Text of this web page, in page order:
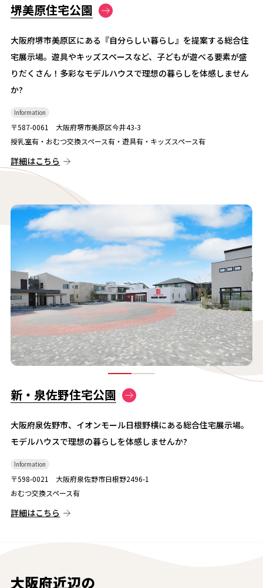
堺美原住宅公園
大阪府堺市美原区にある『自分らしい暮らし』を提案する総合住
宅展示場。遊具やキッズスペースなど、子どもが遊べる要素が盛
りだくさん！ 多彩なモデルハウスで理想の暮らしを体感しません
か?
Information
〒587-0061 大阪府堺市美原区今井43-3
授乳室有・おむつ交換スペース有・遊具有・キッズスペース有
詳細はこちら
新・泉佐野住宅公園
大阪府泉佐野市、イオンモール日根野横にある総合住宅展示場。
モデルハウスで理想の暮らしを体感しませんか?
Information
〒598-0021 大阪府泉佐野市日根野2496-1
おむつ交換スペース有
詳細はこちら
大阪府近辺の